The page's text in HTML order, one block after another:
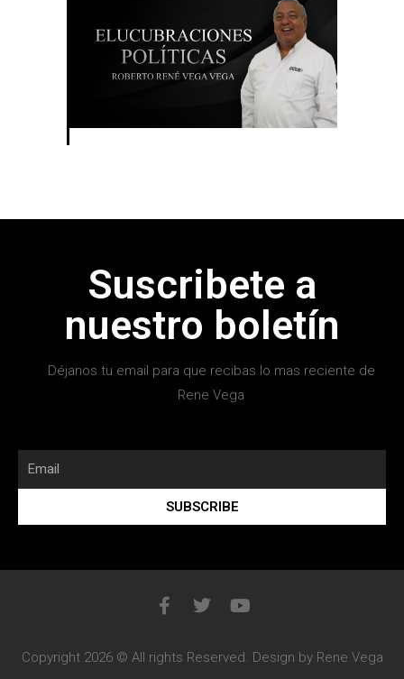
Suscribete a
nuestro boletín
Déjanos tu email para que recibas lo mas reciente de
Rene Vega
SUBSCRIBE
Copyright 2026 © All rights Reserved. Design by Rene Vega